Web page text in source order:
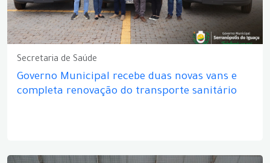
Secretaria de Saúde
Governo Municipal recebe duas novas vans e
completa renovação do transporte sanitário